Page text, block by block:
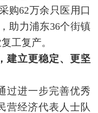
购62万余只医用口
助力浦东36个街镇
工复产。
建立更稳定、更坚
过进一步完善优秀
营经济代表人士队